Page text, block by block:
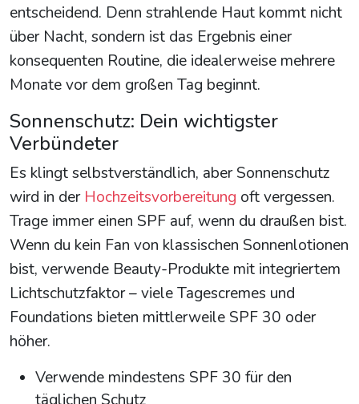
entscheidend. Denn strahlende Haut kommt nicht
über Nacht, sondern ist das Ergebnis einer
konsequenten Routine, die idealerweise mehrere
Monate vor dem großen Tag beginnt.
Sonnenschutz: Dein wichtigster
Verbündeter
Es klingt selbstverständlich, aber Sonnenschutz
wird in der Hochzeitsvorbereitung oft vergessen.
Trage immer einen SPF auf, wenn du draußen bist.
Wenn du kein Fan von klassischen Sonnenlotionen
bist, verwende Beauty-Produkte mit integriertem
Lichtschutzfaktor – viele Tagescremes und
Foundations bieten mittlerweile SPF 30 oder
höher.
Verwende mindestens SPF 30 für den
täglichen Schutz